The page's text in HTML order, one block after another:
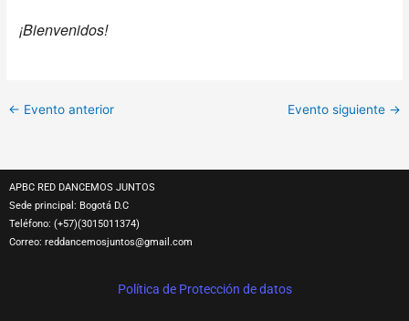
¡Bienvenidos!
← Evento anterior Evento siguiente →
APBC RED DANCEMOS JUNTOS
Sede principal: Bogotá D.C
Teléfono: (+57)(3015011374)
Correo: reddancemosjuntos@gmail.com
Política de Protección de datos